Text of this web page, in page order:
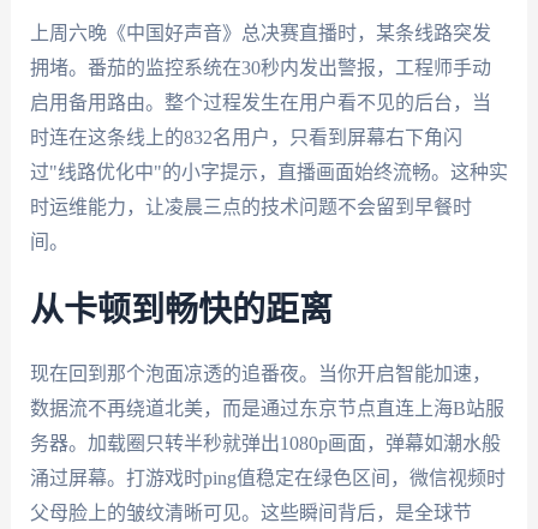
上周六晚《中国好声音》总决赛直播时，某条线路突发
拥堵。番茄的监控系统在30秒内发出警报，工程师手动
启用备用路由。整个过程发生在用户看不见的后台，当
时连在这条线上的832名用户，只看到屏幕右下角闪
过"线路优化中"的小字提示，直播画面始终流畅。这种实
时运维能力，让凌晨三点的技术问题不会留到早餐时
间。
从卡顿到畅快的距离
现在回到那个泡面凉透的追番夜。当你开启智能加速，
数据流不再绕道北美，而是通过东京节点直连上海B站服
务器。加载圈只转半秒就弹出1080p画面，弹幕如潮水般
涌过屏幕。打游戏时ping值稳定在绿色区间，微信视频时
父母脸上的皱纹清晰可见。这些瞬间背后，是全球节